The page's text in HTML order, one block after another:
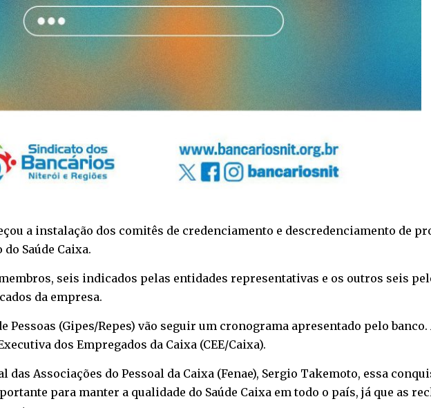
a instalação dos comitês de credenciamento e descredenciamento de
Saúde Caixa.
seis indicados pelas entidades representativas e os outros seis
da empresa.
Pessoas (Gipes/Repes) vão seguir um cronograma apresentado pelo
dos Empregados da Caixa (CEE/Caixa).
das Associações do Pessoal da Caixa (Fenae), Sergio Takemoto, essa
para manter a qualidade do Saúde Caixa em todo o país, já que as